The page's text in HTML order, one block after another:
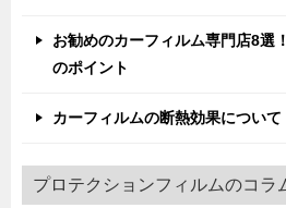
お勧めのカーフィルム専門店8選
のポイント
カーフィルムの断熱効果につい
プロテクションフィルムのコラ